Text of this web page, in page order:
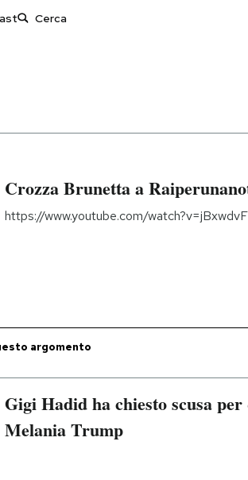
Moda
Ok Boomer!
Crozza Brunetta a
https://www.youtube.com/
argomento
Gigi Hadid ha chiesto scusa
Melania Trump